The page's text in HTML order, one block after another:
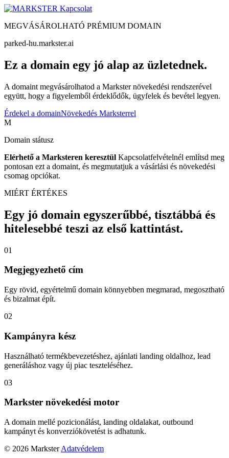
Kapcsolat
MEGVÁSÁROLHATÓ PRÉMIUM DOMAIN
parked-hu.markster.ai
Ez a domain egy jó alap az üzletednek.
A domaint megvásárolhatod a Markster növekedési rendszerével
együtt, hogy a figyelemből érdeklődők, ügyfelek és bevétel legyen.
Érdekel a domainNövekedés Marksterrel
M
Domain státusz
Elérhető a Marksteren keresztül Kapcsolatfelvételnél említsd meg
pontosan ezt a domaint, és megmutatjuk a vásárlási és növekedési
csomag opciókat.
MIÉRT ÉRTÉKES
Egy jó domain egyszerűbbé, tisztábbá és
hitelesebbé teszi az első kattintást.
01
Megjegyezhető cím
Egy rövid, egyértelmű domain könnyebben megmarad, megosztható
és bizalmat épít.
02
Kampányra kész
Használható termékbevezetéshez, ajánlati landing oldalhoz, lead
generáláshoz vagy új piac teszteléséhez.
03
Markster növekedési motor
A domain mellé pozicionálást, landing oldalakat, outbound
kampányt és konverziókövetést is adhatunk.
© 2026 Markster Adatvédelem